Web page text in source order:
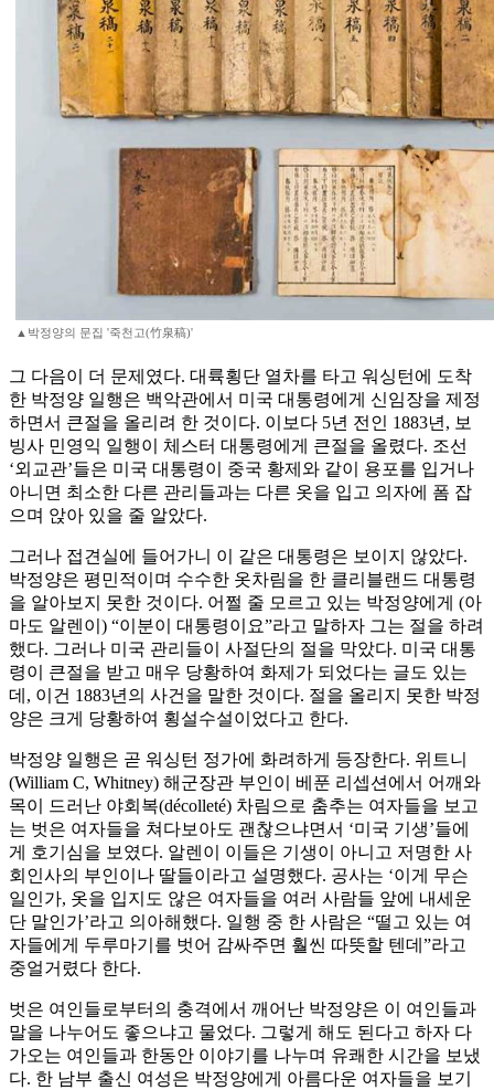
▲박정양의 문집 '죽천고(竹泉稿)'
그 다음이 더 문제였다. 대륙횡단 열차를 타고 워싱턴에 도착
한 박정양 일행은 백악관에서 미국 대통령에게 신임장을 제정
하면서 큰절을 올리려 한 것이다. 이보다 5년 전인 1883년, 보
빙사 민영익 일행이 체스터 대통령에게 큰절을 올렸다. 조선
‘외교관’들은 미국 대통령이 중국 황제와 같이 용포를 입거나
아니면 최소한 다른 관리들과는 다른 옷을 입고 의자에 폼 잡
으며 앉아 있을 줄 알았다.
그러나 접견실에 들어가니 이 같은 대통령은 보이지 않았다.
박정양은 평민적이며 수수한 옷차림을 한 클리블랜드 대통령
을 알아보지 못한 것이다. 어쩔 줄 모르고 있는 박정양에게 (아
마도 알렌이) “이분이 대통령이요”라고 말하자 그는 절을 하려
했다. 그러나 미국 관리들이 사절단의 절을 막았다. 미국 대통
령이 큰절을 받고 매우 당황하여 화제가 되었다는 글도 있는
데, 이건 1883년의 사건을 말한 것이다. 절을 올리지 못한 박정
양은 크게 당황하여 횡설수설이었다고 한다.
박정양 일행은 곧 워싱턴 정가에 화려하게 등장한다. 위트니
(William C, Whitney) 해군장관 부인이 베푼 리셉션에서 어깨와
목이 드러난 야회복(décolleté) 차림으로 춤추는 여자들을 보고
는 벗은 여자들을 쳐다보아도 괜찮으냐면서 ‘미국 기생’들에
게 호기심을 보였다. 알렌이 이들은 기생이 아니고 저명한 사
회인사의 부인이나 딸들이라고 설명했다. 공사는 ‘이게 무슨
일인가, 옷을 입지도 않은 여자들을 여러 사람들 앞에 내세운
단 말인가’라고 의아해했다. 일행 중 한 사람은 “떨고 있는 여
자들에게 두루마기를 벗어 감싸주면 훨씬 따뜻할 텐데”라고
중얼거렸다 한다.
벗은 여인들로부터의 충격에서 깨어난 박정양은 이 여인들과
말을 나누어도 좋으냐고 물었다. 그렇게 해도 된다고 하자 다
가오는 여인들과 한동안 이야기를 나누며 유쾌한 시간을 보냈
다. 한 남부 출신 여성은 박정양에게 아름다운 여자들을 보기